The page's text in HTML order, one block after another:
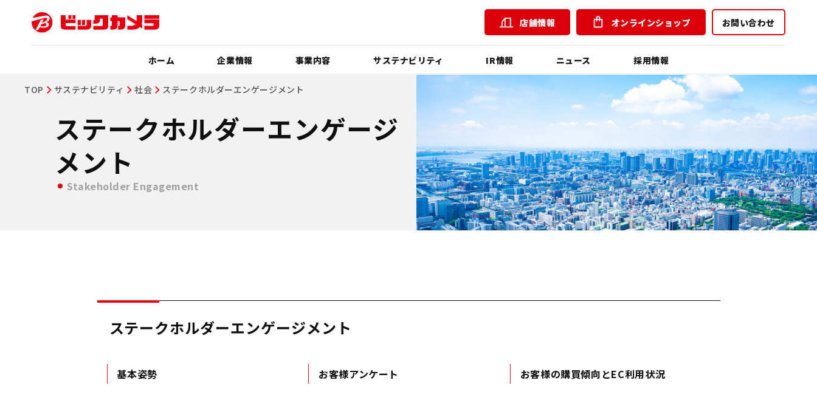
ホーム 企業情報 事業内容 サステナビリティ IR情報 ニュース 採用情報
店舗情報 オンラインショップ お問い合わせ
TOP サステナビリティ 社会 ステークホルダーエンゲージメント
ステークホルダーエンゲージ
メント
Stakeholder Engagement
ステークホルダーエンゲージメント
基本姿勢 お客様アンケート お客様の購買傾向とEC利用状況